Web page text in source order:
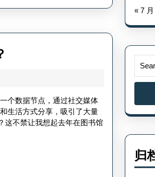
以
作
品
可
以
看
个数据节点，通过社交媒体
生活方式分享，吸引了大量
这不禁让我想起去年在图书馆
« 7 月
归